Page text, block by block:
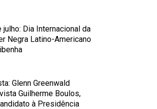
julho: Dia Internacional da
Negra Latino-Americano
Glenn Greenwald
Guilherme Boulos,
à Presidência